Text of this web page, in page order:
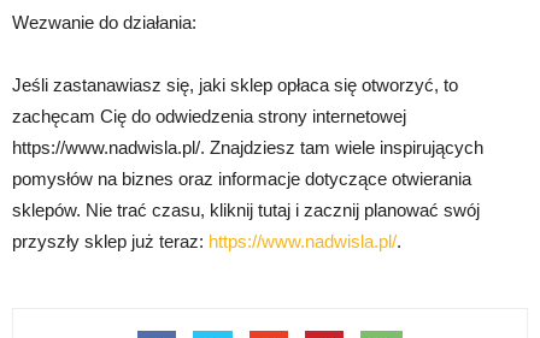
Wezwanie do działania:
Jeśli zastanawiasz się, jaki sklep opłaca się otworzyć, to
zachęcam Cię do odwiedzenia strony internetowej
https://www.nadwisla.pl/. Znajdziesz tam wiele inspirujących
pomysłów na biznes oraz informacje dotyczące otwierania
sklepów. Nie trać czasu, kliknij tutaj i zacznij planować swój
przyszły sklep już teraz: https://www.nadwisla.pl/.